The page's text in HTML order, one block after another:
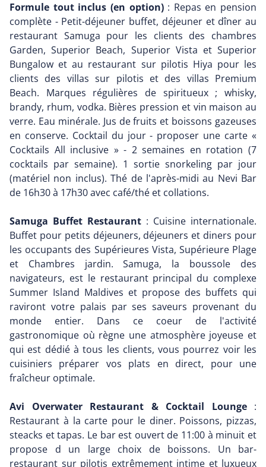
Formule tout inclus (en option): Repas en pension
complète - Petit-déjeuner buffet, déjeuner et dîner au
restaurant Samuga pour les clients des chambres
Garden, Superior Beach, Superior Vista et Superior
Bungalow et au restaurant sur pilotis Hiya pour les
clients des villas sur pilotis et des villas Premium
Beach. Marques régulières de spiritueux ; whisky,
brandy, rhum, vodka. Bières pression et vin maison au
verre. Eau minérale. Jus de fruits et boissons gazeuses
en conserve. Cocktail du jour - proposer une carte «
Cocktails All inclusive » - 2 semaines en rotation (7
cocktails par semaine). 1 sortie snorkeling par jour
(matériel non inclus). Thé de l'après-midi au Nevi Bar
de 16h30 à 17h30 avec café/thé et collations.
Samuga Buffet Restaurant : Cuisine internationale.
Buffet pour petits déjeuners, déjeuners et diners pour
les occupants des Supérieures Vista, Supérieure Plage
et Chambres jardin. Samuga, la boussole des
navigateurs, est le restaurant principal du complexe
Summer Island Maldives et propose des buffets qui
raviront votre palais par ses saveurs provenant du
monde entier. Dans ce coeur de l'activité
gastronomique où règne une atmosphère joyeuse et
qui est dédié à tous les clients, vous pourrez voir les
cuisiniers préparer vos plats en direct, pour une
fraîcheur optimale.
Avi Overwater Restaurant & Cocktail Lounge:
Restaurant à la carte pour le diner. Poissons, pizzas,
steacks et tapas. Le bar est ouvert de 11:00 à minuit et
propose d un large choix de boissons. Un bar-
restaurant sur pilotis extrêmement intime et luxueux